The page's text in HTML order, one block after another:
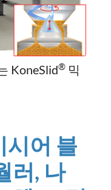
KoneSlid® 믹
시어 블
러, 나